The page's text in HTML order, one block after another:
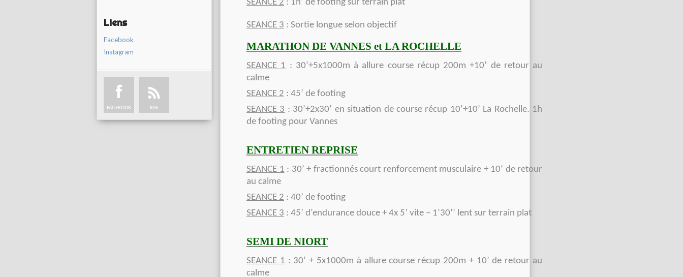
Liens
Facebook
Instagram
FACEBOOK RSS
SEANCE 2 : 1h’ de footing sur terrain plat
SEANCE 3 : Sortie longue selon objectif
MARATHON DE VANNES et LA ROCHELLE
SEANCE 1 : 30’+5x1000m à allure course récup 200m +10’ de retour au
calme
SEANCE 2 : 45’ de footing
SEANCE 3 : 30’+2x30’ en situation de course récup 10’+10’ La Rochelle. 1h
de footing pour Vannes
ENTRETIEN REPRISE
SEANCE 1 : 30’ + fractionnés court renforcement musculaire + 10’ de retour
au calme
SEANCE 2 : 40’ de footing
SEANCE 3 : 45’ d’endurance douce + 4x 5’ vite – 1’30’’ lent sur terrain plat
SEMI DE NIORT
SEANCE 1 : 30’ + 5x1000m à allure course récup 200m + 10’ de retour au
calme